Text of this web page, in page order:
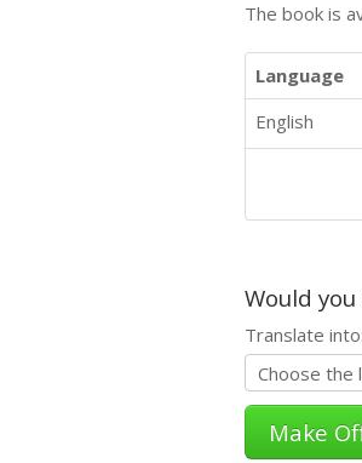
The book is
Language
English
Would
Translate into: